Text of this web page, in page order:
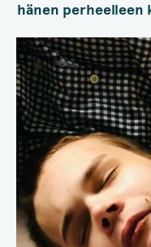
hänen